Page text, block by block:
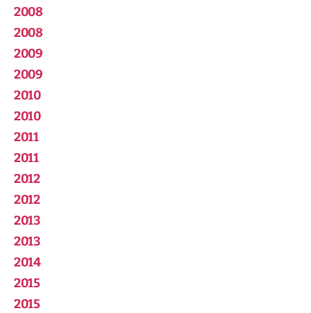
2008
2008
2009
2009
2010
2010
2011
2011
2012
2012
2013
2013
2014
2015
2015